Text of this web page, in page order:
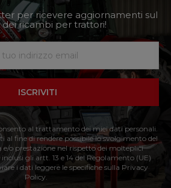
per ricevere aggiornamenti sul
ricambi per trattori!
ISCRIVITI
al trattamento dei miei dati personali.
al fine di rendere possibile lo svolgimento del
o prestazione nel rispetto dei molteplici
gli artt. 13 e 14 del Regolamento (UE)
i dati leggere le specifiche sulla Privacy
Policy.